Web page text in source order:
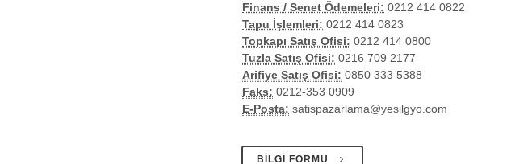
Finans / Senet Ödemeleri: 0212 414 0822
Tapu İşlemleri: 0212 414 0823
Topkapı Satış Ofisi: 0212 414 0800
Tuzla Satış Ofisi: 0216 709 2177
Arifiye Satış Ofisi: 0850 333 5388
Faks: 0212-353 0909
E-Posta: satispazarlama@yesilgyo.com
BİLGİ FORMU